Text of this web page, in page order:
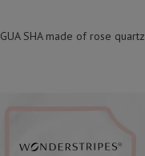
GUA SHA made of rose quartz